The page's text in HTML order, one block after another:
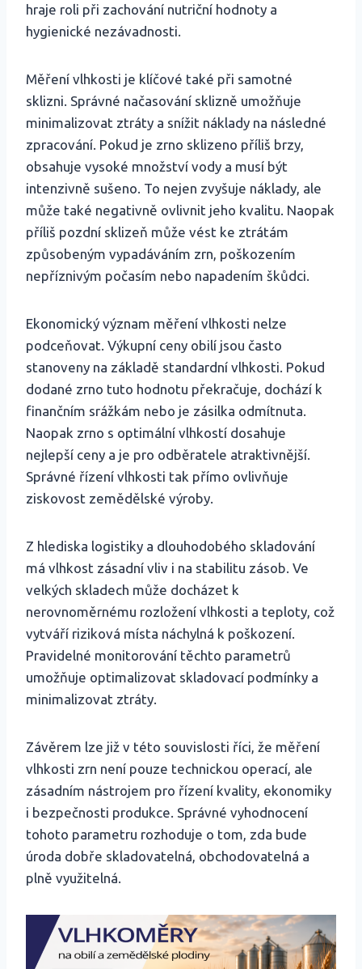
hraje roli při zachování nutriční hodnoty a
hygienické nezávadnosti.
Měření vlhkosti je klíčové také při samotné
sklizni. Správné načasování sklizně umožňuje
minimalizovat ztráty a snížit náklady na následné
zpracování. Pokud je zrno sklizeno příliš brzy,
obsahuje vysoké množství vody a musí být
intenzivně sušeno. To nejen zvyšuje náklady, ale
může také negativně ovlivnit jeho kvalitu. Naopak
příliš pozdní sklizeň může vést ke ztrátám
způsobeným vypadáváním zrn, poškozením
nepříznivým počasím nebo napadením škůdci.
Ekonomický význam měření vlhkosti nelze
podceňovat. Výkupní ceny obilí jsou často
stanoveny na základě standardní vlhkosti. Pokud
dodané zrno tuto hodnotu překračuje, dochází k
finančním srážkám nebo je zásilka odmítnuta.
Naopak zrno s optimální vlhkostí dosahuje
nejlepší ceny a je pro odběratele atraktivnější.
Správné řízení vlhkosti tak přímo ovlivňuje
ziskovost zemědělské výroby.
Z hlediska logistiky a dlouhodobého skladování
má vlhkost zásadní vliv i na stabilitu zásob. Ve
velkých skladech může docházet k
nerovnoměrnému rozložení vlhkosti a teploty, což
vytváří riziková místa náchylná k poškození.
Pravidelné monitorování těchto parametrů
umožňuje optimalizovat skladovací podmínky a
minimalizovat ztráty.
Závěrem lze již v této souvislosti říci, že měření
vlhkosti zrn není pouze technickou operací, ale
zásadním nástrojem pro řízení kvality, ekonomiky
i bezpečnosti produkce. Správné vyhodnocení
tohoto parametru rozhoduje o tom, zda bude
úroda dobře skladovatelná, obchodovatelná a
plně využitelná.